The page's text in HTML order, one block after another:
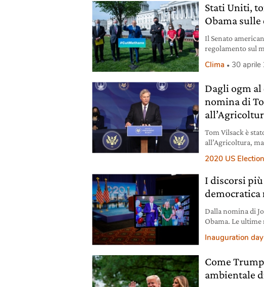
Stati Uniti,
Obama
Il Senato
regolamento sul
Clima 30 aprile
Dagli ogm
nomina di
Tom Vilsack è
all’Agricoltura,
2020 US
I discorsi
Dalla nomina di
Obama. Le
Inauguration day
Come
ambientale